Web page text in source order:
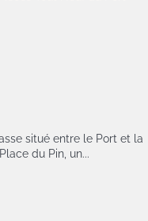
situé entre le Port et la
du Pin, un...